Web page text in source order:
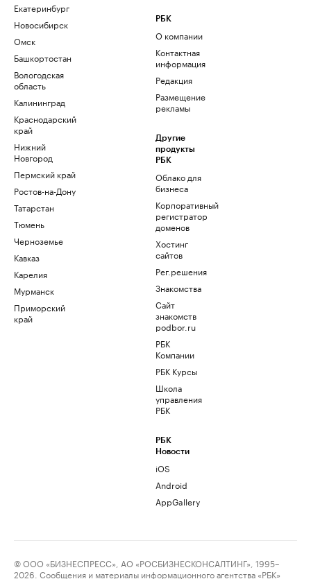
Екатеринбург
Новосибирск
Омск
Башкортостан
Вологодская
область
Калининград
Краснодарский
край
Нижний
Новгород
Пермский край
Ростов-на-Дону
Татарстан
Тюмень
Черноземье
Кавказ
Карелия
Мурманск
Приморский
край
РБК
О компании
Контактная
информация
Редакция
Размещение
рекламы
Другие
продукты
РБК
Облако для
бизнеса
Корпоративный
регистратор
доменов
Хостинг
сайтов
Рег.решения
Знакомства
Сайт
знакомств
podbor.ru
РБК
Компании
РБК Курсы
Школа
управления
РБК
РБК
Новости
iOS
Android
AppGallery
© ООО «БИЗНЕСПРЕСС», АО «РОСБИЗНЕСКОНСАЛТИНГ», 1995–
2026. Сообщения и материалы информационного агентства «РБК»